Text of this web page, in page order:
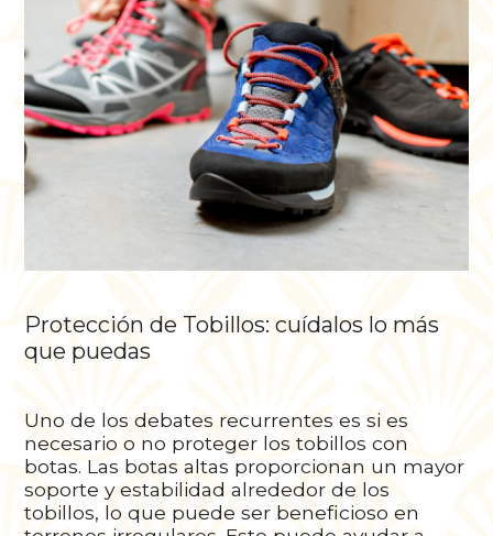
Protección de Tobillos: cuídalos lo más
que puedas
Uno de los debates recurrentes es si es
necesario o no proteger los tobillos con
botas. Las botas altas proporcionan un mayor
soporte y estabilidad alrededor de los
tobillos, lo que puede ser beneficioso en